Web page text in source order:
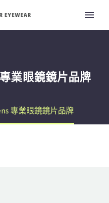
業眼鏡鏡片品牌
專業眼鏡鏡片品牌